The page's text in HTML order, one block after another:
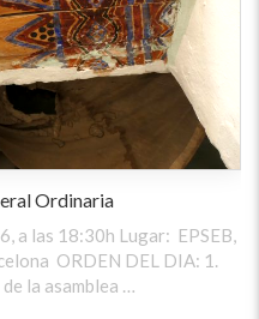
Ordinaria
a las 18:30h Lugar: EPSEB,
ORDEN DEL DIA: 1.
la asamblea …